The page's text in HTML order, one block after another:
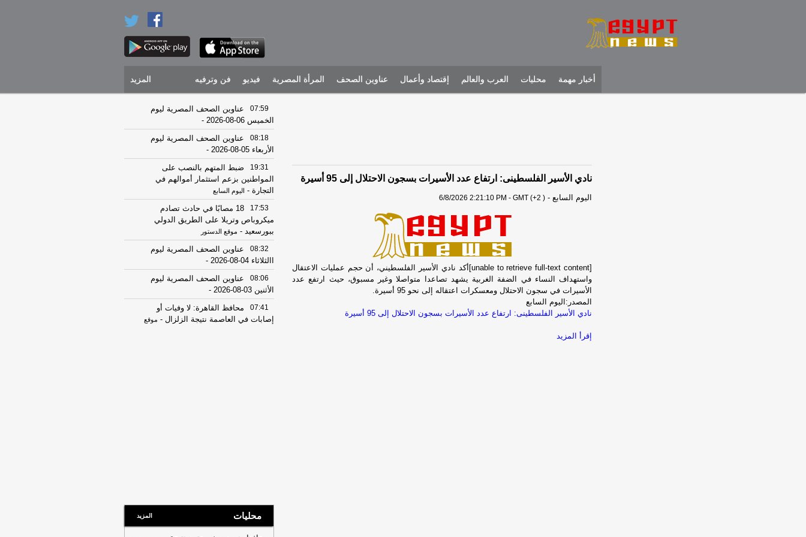
أخبار مهمة محليات العرب والعالم إقتصاد وأعمال عناوين الصحف المرأة المصرية فيديو فن وترفيه المزيد
نادي الأسير الفلسطينى: ارتفاع عدد الأسيرات بسجون الاحتلال إلى 95 أسيرة
اليوم السابع -
6/8/2026 2:21:10 PM - GMT (+2 )
[unable to retrieve full-text content]أكد نادي الأسير الفلسطيني، أن حجم عمليات الاعتقال
واستهداف النساء في الضفة الغربية يشهد تصاعدا متواصلا وغير مسبوق، حيث ارتفع عدد
الأسيرات في سجون الاحتلال ومعسكرات اعتقاله إلى نحو 95 أسيرة.
المصدر:اليوم السابع
نادي الأسير الفلسطينى: ارتفاع عدد الأسيرات بسجون الاحتلال إلى 95 أسيرة
إقرأ المزيد
07:59
عناوين الصحف المصرية ليوم
الخميس 06-08-2026
-
08:18
عناوين الصحف المصرية ليوم
الأربعاء 05-08-2026
-
19:31
ضبط المتهم بالنصب على
المواطنين بزعم استثمار أموالهم في
التجارة - اليوم السابع
17:53
18 مصابًا في حادث تصادم
ميكروباص وتريلا على الطريق الدولي
ببورسعيد - موقع الدستور
08:32
عناوين الصحف المصرية ليوم
االثلاثاء 04-08-2026
-
08:06
عناوين الصحف المصرية ليوم
الأثنين 03-08-2026
-
07:41
محافظ القاهرة: لا وفيات أو
إصابات في العاصمة نتيجة الزلزال - موقع
08:16
عناوين الصحف المصرية ليوم
الجمعة 31-07-2026
-
محليات المزيد